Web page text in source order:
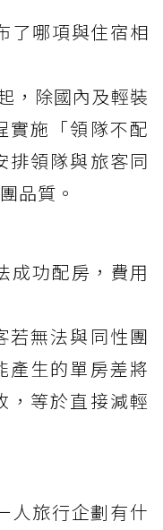
了哪項與住宿相
，除國內及輕裝
實施「領隊不配
排領隊與旅客同
品質。
成功配房，費用
若無法與同性團
產生的單房差將
，等於直接減輕
人旅行企劃有什